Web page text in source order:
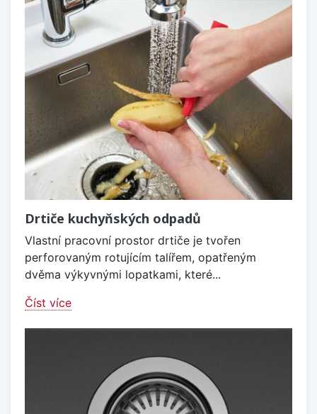
Drtiče kuchyňských odpadů
Vlastní pracovní prostor drtiče je tvořen
perforovaným rotujícím talířem, opatřeným
dvěma výkyvnými lopatkami, které...
Číst více